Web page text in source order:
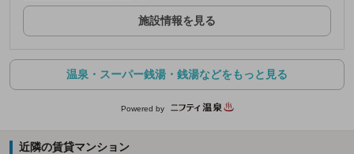
施設情報を見る
温泉・スーパー銭湯・銭湯などをもっと見る
Powered by
近隣の賃貸マンション